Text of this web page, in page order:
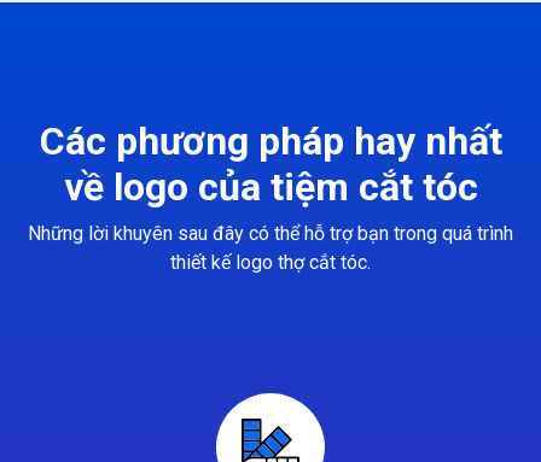
Các phương pháp hay nhất
về logo của tiệm cắt tóc
Những lời khuyên sau đây có thể hỗ trợ bạn trong quá trình
thiết kế logo thợ cắt tóc.